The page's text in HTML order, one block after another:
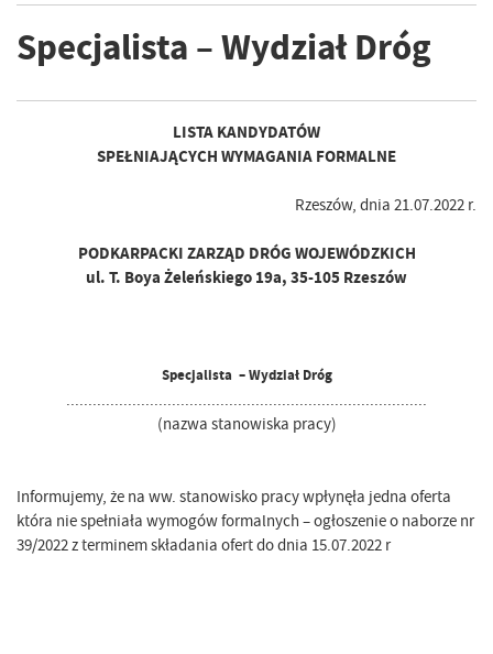
Specjalista – Wydział Dróg
LISTA KANDYDATÓW
SPEŁNIAJĄCYCH WYMAGANIA FORMALNE
Rzeszów, dnia 21.07.2022 r.
PODKARPACKI ZARZĄD DRÓG WOJEWÓDZKICH
ul. T. Boya Żeleńskiego 19a, 35-105 Rzeszów
Specjalista – Wydział Dróg
..................................................................................
(nazwa stanowiska pracy)
Informujemy, że na ww. stanowisko pracy wpłynęła jedna oferta
która nie spełniała wymogów formalnych – ogłoszenie o naborze nr
39/2022 z terminem składania ofert do dnia 15.07.2022 r